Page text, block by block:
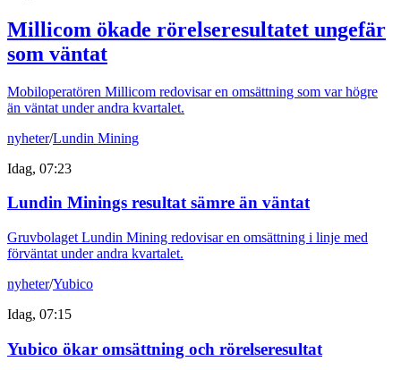
Millicom ökade rörelseresultatet ungefär
som väntat
Mobiloperatören Millicom redovisar en omsättning som var högre
än väntat under andra kvartalet.
nyheter/Lundin Mining
Idag, 07:23
Lundin Minings resultat sämre än väntat
Gruvbolaget Lundin Mining redovisar en omsättning i linje med
förväntat under andra kvartalet.
nyheter/Yubico
Idag, 07:15
Yubico ökar omsättning och rörelseresultat